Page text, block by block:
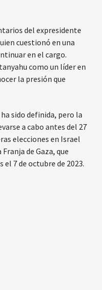
del expresidente
cuestionó en una
en el cargo.
como un líder en
la presión que
sido definida, pero la
a cabo antes del 27
elecciones en Israel
de Gaza, que
7 de octubre de 2023.